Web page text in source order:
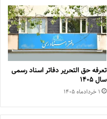
تعرفه حق التحریر دفاتر اسناد رسمی
سال ۱۴۰۵
۱ خرداد‌ماه ۱۴۰۵